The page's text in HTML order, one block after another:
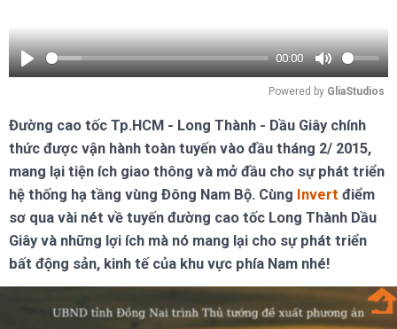
Play
00:00
Mute
Powered by GliaStudios
Đường cao tốc Tp.HCM - Long Thành - Dầu Giây chính
thức được vận hành toàn tuyến vào đầu tháng 2/ 2015,
mang lại tiện ích giao thông và mở đầu cho sự phát triển
hệ thống hạ tầng vùng Đông Nam Bộ. Cùng Invert điểm
sơ qua vài nét về tuyến đường cao tốc Long Thành Dầu
Giây và những lợi ích mà nó mang lại cho sự phát triển
bất động sản, kinh tế của khu vực phía Nam nhé!